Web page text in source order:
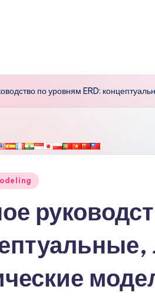
по уровням ERD: